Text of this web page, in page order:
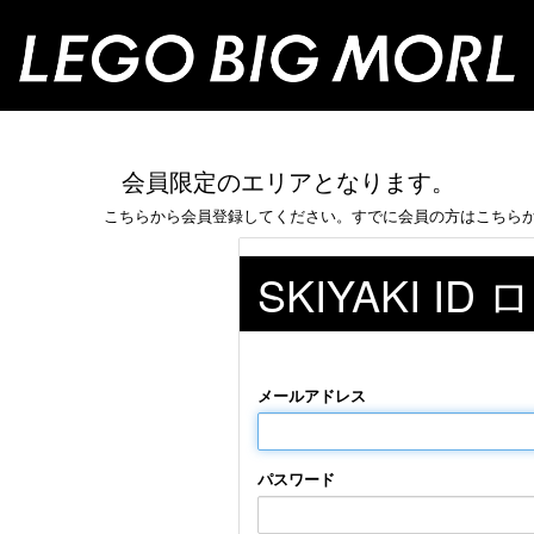
会員限定のエリアとなります。
こちらから会員登録してください。すでに会員の方はこちら
SKIYAKI ID
メールアドレス
パスワード